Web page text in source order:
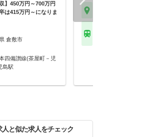
収】450万円～700万円
は415万円～になりま
倉敷市
本四備讃線(茶屋町－児
島駅
人と似た求人をチェック